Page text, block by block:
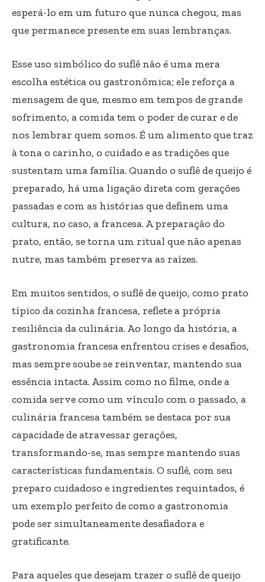
esperá-lo em um futuro que nunca chegou, mas
que permanece presente em suas lembranças.
Esse uso simbólico do suflê não é uma mera
escolha estética ou gastronômica; ele reforça a
mensagem de que, mesmo em tempos de grande
sofrimento, a comida tem o poder de curar e de
nos lembrar quem somos. É um alimento que traz
à tona o carinho, o cuidado e as tradições que
sustentam uma família. Quando o suflê de queijo é
preparado, há uma ligação direta com gerações
passadas e com as histórias que definem uma
cultura, no caso, a francesa. A preparação do
prato, então, se torna um ritual que não apenas
nutre, mas também preserva as raízes.
Em muitos sentidos, o suflê de queijo, como prato
típico da cozinha francesa, reflete a própria
resiliência da culinária. Ao longo da história, a
gastronomia francesa enfrentou crises e desafios,
mas sempre soube se reinventar, mantendo sua
essência intacta. Assim como no filme, onde a
comida serve como um vínculo com o passado, a
culinária francesa também se destaca por sua
capacidade de atravessar gerações,
transformando-se, mas sempre mantendo suas
características fundamentais. O suflê, com seu
preparo cuidadoso e ingredientes requintados, é
um exemplo perfeito de como a gastronomia
pode ser simultaneamente desafiadora e
gratificante.
Para aqueles que desejam trazer o suflê de queijo